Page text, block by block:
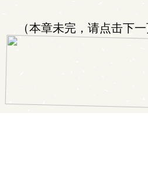
（本章未完，请点击下一